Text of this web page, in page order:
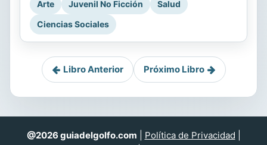
Arte
Juvenil No Ficción
Salud
Ciencias Sociales
Libro Anterior Próximo Libro
@2026 guiadelgolfo.com Política de Privacidad